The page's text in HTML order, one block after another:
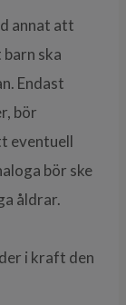
annat att
ska
Endast
bör
eventuell
bör ske
åldrar.
i kraft den